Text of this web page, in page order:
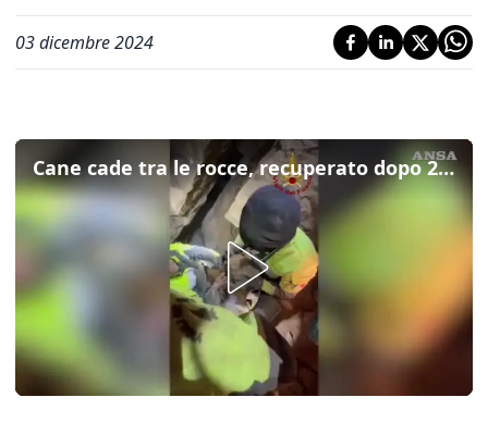
03 dicembre 2024
Cane cade tra le rocce, recuperato dopo 24 ore di lavoro